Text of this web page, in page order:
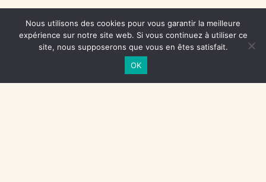
DIACRITIK
EN ATTENDANT NADEAU
Nous utilisons des cookies pour vous garantir la meilleure
expérience sur notre site web. Si vous continuez à utiliser ce
site, nous supposerons que vous en êtes satisfait.
OK